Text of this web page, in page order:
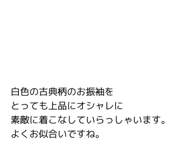
白色の古典柄のお振袖を
とっても上品にオシャレに
素敵に着こなしていらっしゃいます。
よくお似合いですね。